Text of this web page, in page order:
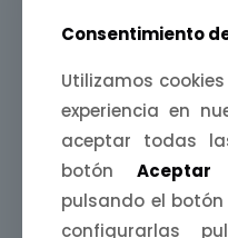
Otras
que te
Consentimiento
Utilizamos
experiencia en
aceptar todas
botónAceptar
pulsando el
configurarlas